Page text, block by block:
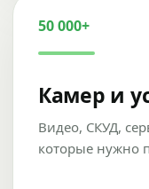
50 000+
Камер и
Видео, СКУД,
которые нужно